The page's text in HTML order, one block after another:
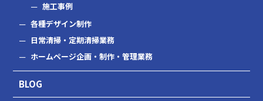
施工事例
各種デザイン制作
日常清掃・定期清掃業務
ホームページ企画・制作・管理業務
BLOG